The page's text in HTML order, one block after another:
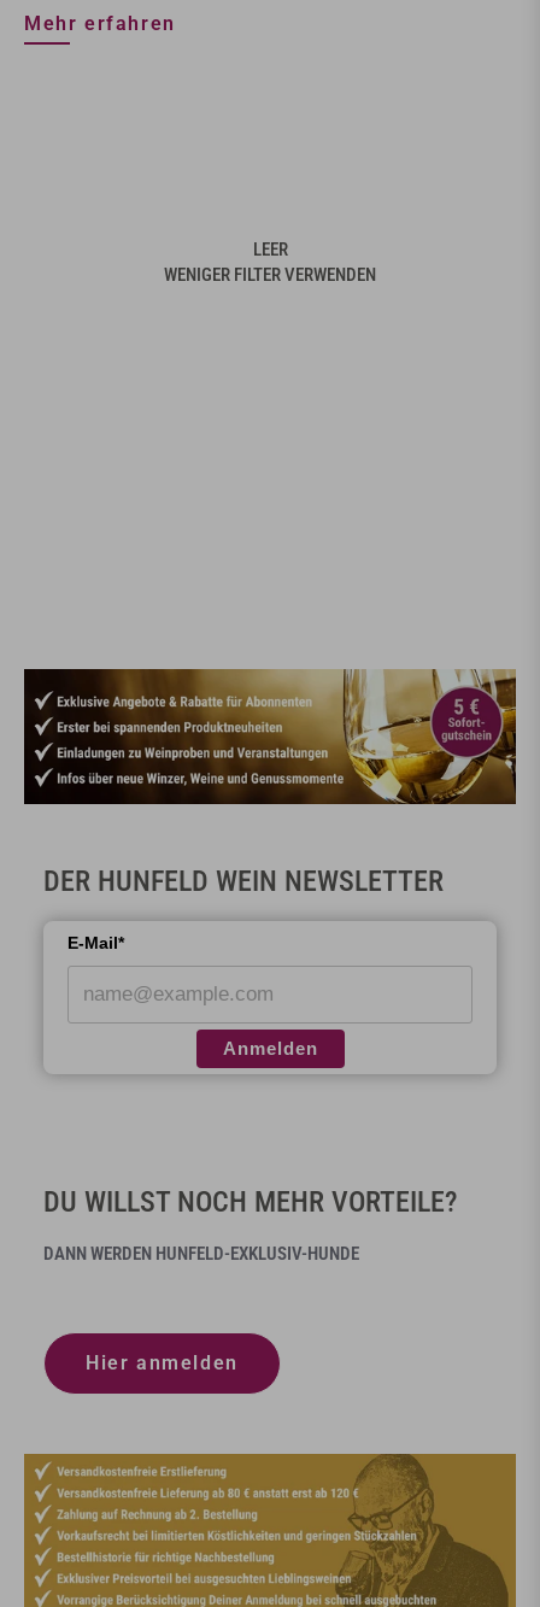
Mehr erfahren
LEER
WENIGER FILTER VERWENDEN
DER HUNFELD WEIN NEWSLETTER
E-Mail*
Anmelden
DU WILLST NOCH MEHR VORTEILE?
DANN WERDEN HUNFELD-EXKLUSIV-HUNDE
Hier anmelden